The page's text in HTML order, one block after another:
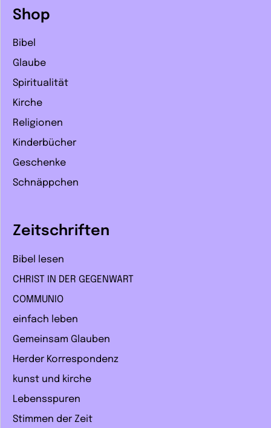
Shop
Bibel
Glaube
Spiritualität
Kirche
Religionen
Kinderbücher
Geschenke
Schnäppchen
Zeitschriften
Bibel lesen
CHRIST IN DER GEGENWART
COMMUNIO
einfach leben
Gemeinsam Glauben
Herder Korrespondenz
kunst und kirche
Lebensspuren
Stimmen der Zeit